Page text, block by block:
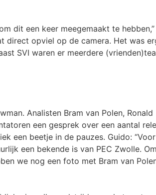
dit een keer meegemaakt te hebben,”
direct opviel op de camera. Het was
SVI waren er meerdere
Analisten Bram van Polen, Ronald
een gesprek over een aantal
een beetje in de pauzes. Guido:
een bekende is van PEC Zwolle.
we nog een foto met Bram van